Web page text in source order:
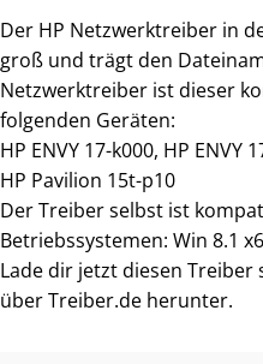
Der HP Netzwerktreiber in
groß und trägt den
Netzwerktreiber ist dieser
folgenden Geräten:
HP ENVY 17-k000, HP ENVY
HP Pavilion 15t-p10
Der Treiber selbst ist
Betriebssystemen: Win 8.1
Lade dir jetzt diesen
über Treiber.de herunter.